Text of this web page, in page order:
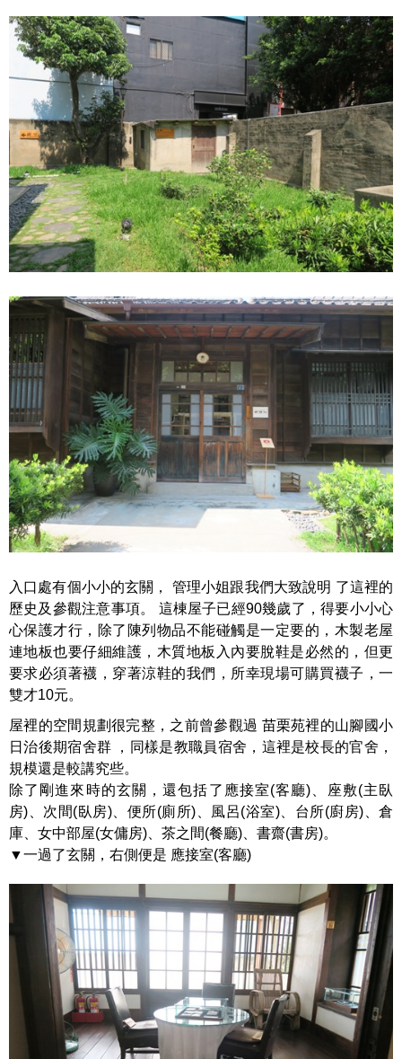
入口處有個小小的玄關， 管理小姐跟我們大致說明 了這裡的
歷史及參觀注意事項。 這棟屋子已經90幾歲了，得要小小心
心保護才行，除了陳列物品不能碰觸是一定要的，木製老屋
連地板也要仔細維護，木質地板入內要脫鞋是必然的，但更
要求必須著襪，穿著涼鞋的我們，所幸現場可購買襪子，一
雙才10元。
屋裡的空間規劃很完整，之前曾參觀過 苗栗苑裡的山腳國小
日治後期宿舍群 ，同樣是教職員宿舍，這裡是校長的官舍，
規模還是較講究些。
除了剛進來時的玄關，還包括了應接室(客廳)、座敷(主臥
房)、次間(臥房)、便所(廁所)、風呂(浴室)、台所(廚房)、倉
庫、女中部屋(女傭房)、茶之間(餐廳)、書齋(書房)。
▼一過了玄關，右側便是 應接室(客廳)